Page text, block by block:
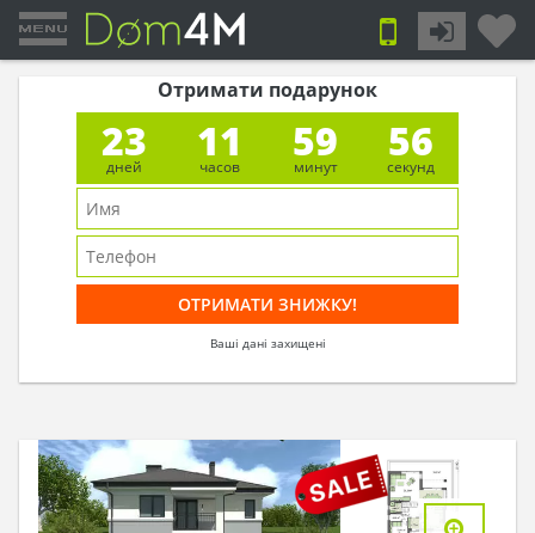
Отримати подарунок
23
дней
11
часов
59
минут
55
секунд
Ваші дані захищені